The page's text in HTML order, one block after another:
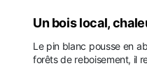
Un bois local,
Le pin blanc pousse en
forêts de reboisement, il